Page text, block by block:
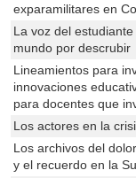
exparamilitares en
La voz del
mundo por descrubir
Lineamientos para
innovaciones
para docentes que
Los actores en la
Los archivos del
y el recuerdo en la